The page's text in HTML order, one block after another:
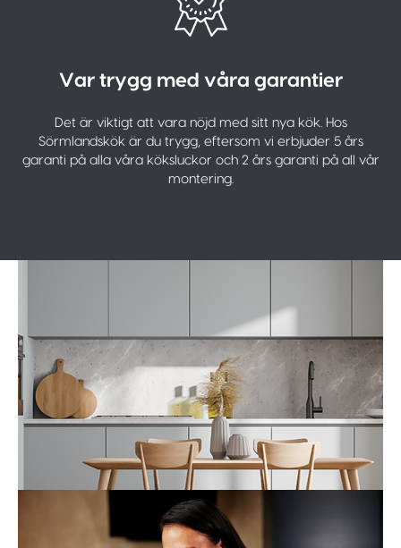
Var trygg med våra garantier
Det är viktigt att vara nöjd med sitt nya kök. Hos
Sörmlandskök är du trygg, eftersom vi erbjuder 5 års
garanti på alla våra köksluckor och 2 års garanti på all vår
montering.